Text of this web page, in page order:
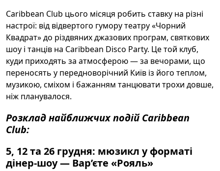
Caribbean Club цього місяця робить ставку на різні
настрої: від відвертого гумору театру «Чорний
Квадрат» до різдвяних джазових програм, святкових
шоу і танців на Caribbean Disco Party. Це той клуб,
куди приходять за атмосферою — за вечорами, що
переносять у передноворічний Київ із його теплом,
музикою, сміхом і бажанням танцювати трохи довше,
ніж планувалося.
Розклад найближчих подій Сaribbean
Club:
5, 12 та 26 грудня: мюзикл у форматі
дінер-шоу — Вар’єте «Рояль»